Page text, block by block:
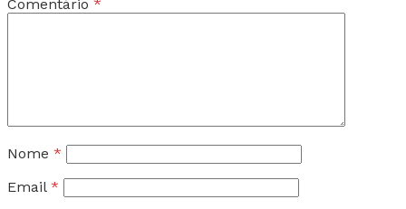
Comentário *
Nome *
Email *